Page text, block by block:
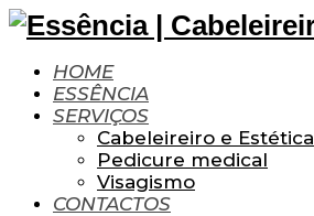
HOME
ESSÊNCIA
SERVIÇOS
Cabeleireiro e Estética
Pedicure medical
Visagismo
CONTACTOS